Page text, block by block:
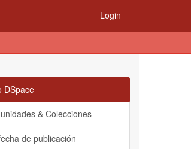
Login
DSpace
& Colecciones
de publicación